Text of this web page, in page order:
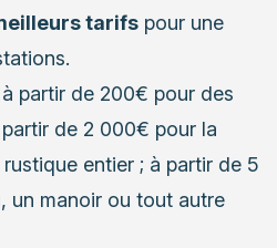
tarifs pour une
à partir de 200€ pour des
de 2 000€ pour la
entier ; à partir de 5
un manoir ou tout autre